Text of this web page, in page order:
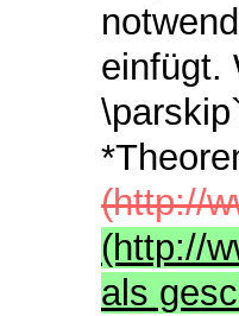
einfügt.
(http://
(http://
als